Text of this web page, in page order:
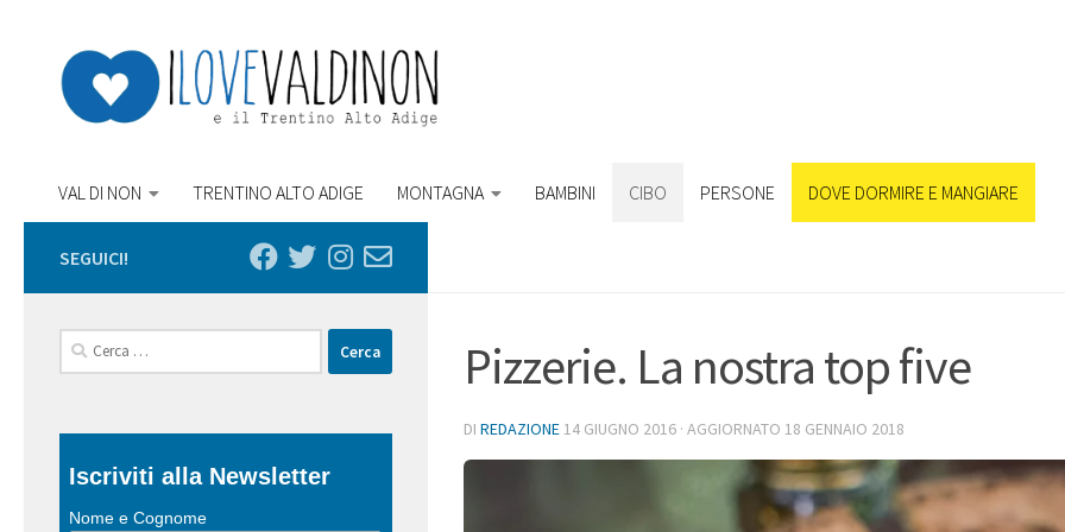
VAL DI NON TRENTINO ALTO ADIGE MONTAGNA BAMBINI CIBO PERSONE DOVE DORMIRE E MANGIARE
Pizzerie. La nostra top five
DI REDAZIONE 14 GIUGNO 2016 · AGGIORNATO 18 GENNAIO 2018
SEGUICI!
Ricerca
per:
Iscriviti alla Newsletter
Nome e Cognome